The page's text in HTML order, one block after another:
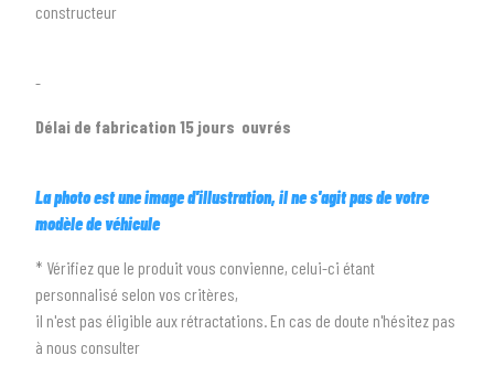
Tous les modèles
constructeur
-
Délai de fabrication 15 jours ouvrés
La photo est une image d'illustration, il ne s'agit pas de votre
modèle de véhicule
* Vérifiez que le produit vous convienne, celui-ci étant
personnalisé selon vos critères,
il n'est pas éligible aux rétractations. En cas de doute n'hésitez pas
à nous consulter